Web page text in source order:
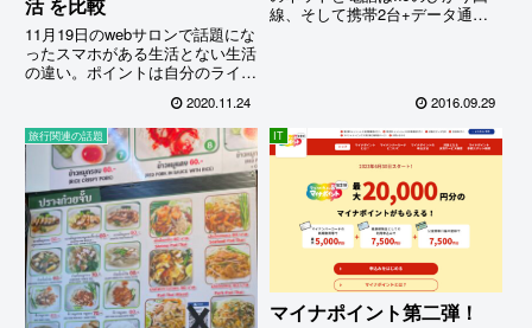
11月19日のwebサロンで話題にな
ったスマホがある生活とない生活
の違い。ポイントは自分のライフ
に取り入れれば良いということに
尽きるのだけれど、そもそも使え
る機能を知らなければそれを取り
入れることすら思いつかないとい
うのが実態だ。
2020.11.24
線、そして携帯2台+データ通信
す。またこの金額には回線工事費
負担金が毎月800円含まれている
ため、これが終われば−800円
で、毎月8600円以下…
2016.09.29
旅行関連の話題 IT
マイナポイント第二弾！